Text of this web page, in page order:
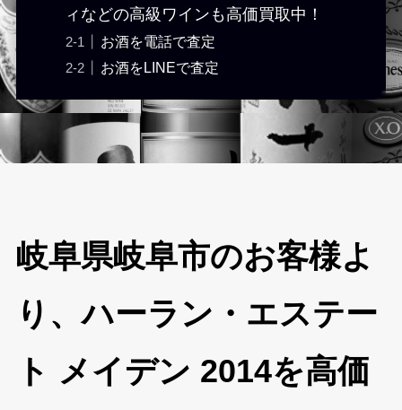
ィなどの高級ワインも高価買取中！
お酒を電話で査定
お酒をLINEで査定
岐阜県岐阜市のお客様よ
り、ハーラン・エステー
ト メイデン 2014を高価